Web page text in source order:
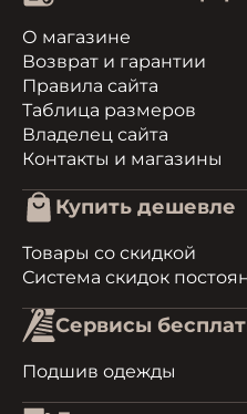
О магазине
Возврат и гарантии
Правила сайта
Таблица размеров
Владелец сайта
Контакты и магазины
Купить дешевле
Товары со скидкой
Система скидок
Сервисы
Подшив одежды